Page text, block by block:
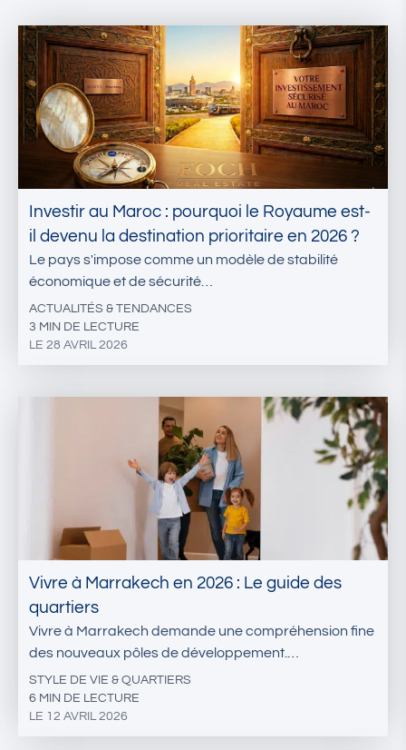
Investir au Maroc : pourquoi le Royaume est-
il devenu la destination prioritaire en 2026 ?
Le pays s'impose comme un modèle de stabilité
économique et de sécurité…
ACTUALITÉS & TENDANCES
3 MIN DE LECTURE
LE 28 AVRIL 2026
Vivre à Marrakech en 2026 : Le guide des
quartiers
Vivre à Marrakech demande une compréhension fine
des nouveaux pôles de développement.…
STYLE DE VIE & QUARTIERS
6 MIN DE LECTURE
LE 12 AVRIL 2026